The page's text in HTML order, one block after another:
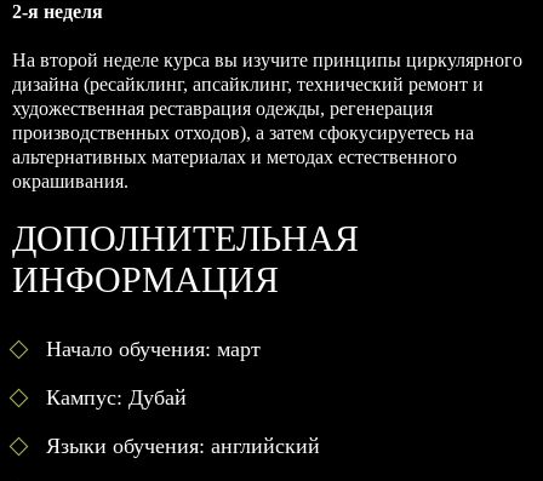
2-я неделя
На второй неделе курса вы изучите принципы циркулярного
дизайна (ресайклинг, апсайклинг, технический ремонт и
художественная реставрация одежды, регенерация
производственных отходов), а затем сфокусируетесь на
альтернативных материалах и методах естественного
окрашивания.
ДОПОЛНИТЕЛЬНАЯ
ИНФОРМАЦИЯ
Начало обучения: март
Кампус: Дубай
Языки обучения: английский